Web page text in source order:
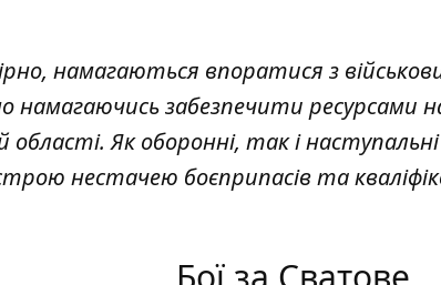
намагаються впоратися з
намагаючись забезпечити ресурсами
області. Як оборонні, так і
нестачею боєприпасів та